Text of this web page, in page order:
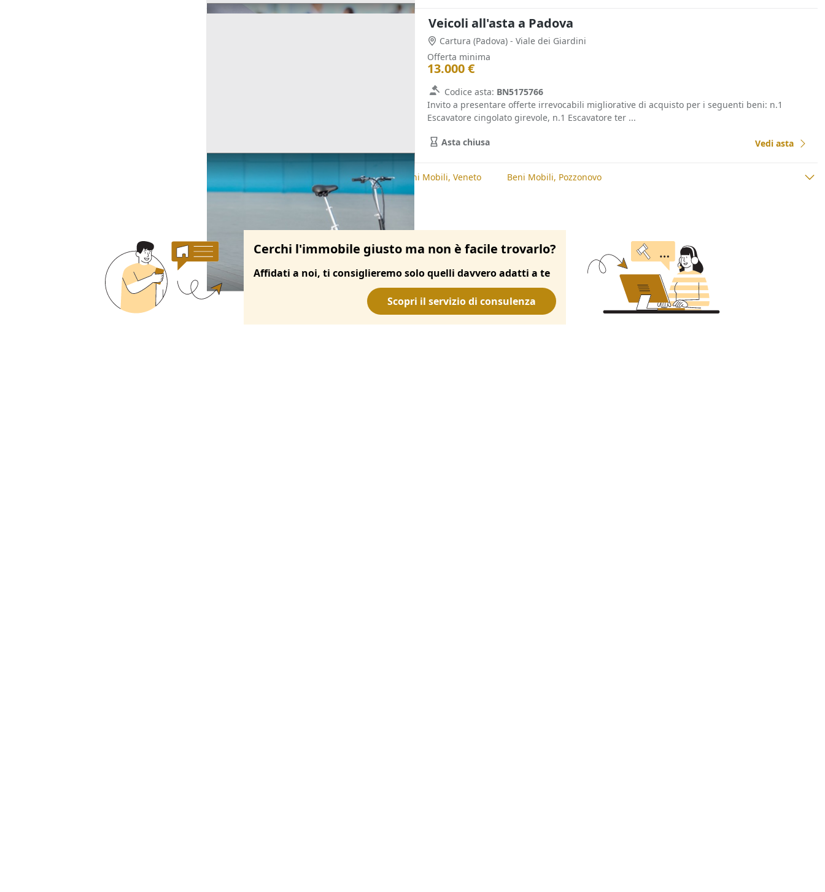
Veicoli all'asta a Padova
Cartura (Padova) - Viale dei Giardini
Offerta minima
13.000 €
Codice asta: BN5175766
Invito a presentare offerte irrevocabili migliorative di acquisto per i seguenti beni: n.1
Escavatore cingolato girevole, n.1 Escavatore ter ...
Asta chiusa Vedi asta
Ricerche correlate Beni Mobili, Padova Beni Mobili, Veneto Beni Mobili, Pozzonovo
Cerchi l'immobile giusto ma non è facile trovarlo?
Affidati a noi, ti consiglieremo solo quelli davvero adatti a te
Scopri il servizio di consulenza